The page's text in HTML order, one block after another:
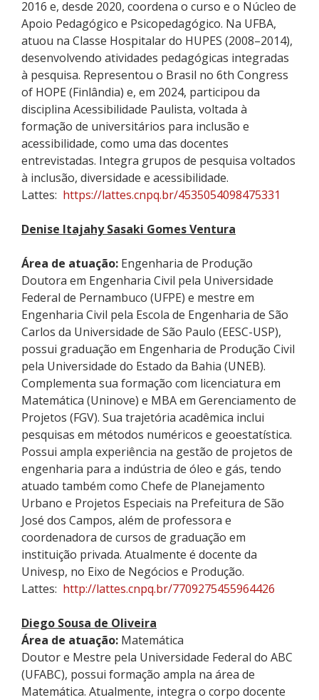
2016 e, desde 2020, coordena o curso e o Núcleo de
Apoio Pedagógico e Psicopedagógico. Na UFBA,
atuou na Classe Hospitalar do HUPES (2008–2014),
desenvolvendo atividades pedagógicas integradas
à pesquisa. Representou o Brasil no 6th Congress
of HOPE (Finlândia) e, em 2024, participou da
disciplina Acessibilidade Paulista, voltada à
formação de universitários para inclusão e
acessibilidade, como uma das docentes
entrevistadas. Integra grupos de pesquisa voltados
à inclusão, diversidade e acessibilidade.
Lattes: https://lattes.cnpq.br/4535054098475331
Denise Itajahy Sasaki Gomes Ventura
Área de atuação: Engenharia de Produção
Doutora em Engenharia Civil pela Universidade
Federal de Pernambuco (UFPE) e mestre em
Engenharia Civil pela Escola de Engenharia de São
Carlos da Universidade de São Paulo (EESC-USP),
possui graduação em Engenharia de Produção Civil
pela Universidade do Estado da Bahia (UNEB).
Complementa sua formação com licenciatura em
Matemática (Uninove) e MBA em Gerenciamento de
Projetos (FGV). Sua trajetória acadêmica inclui
pesquisas em métodos numéricos e geoestatística.
Possui ampla experiência na gestão de projetos de
engenharia para a indústria de óleo e gás, tendo
atuado também como Chefe de Planejamento
Urbano e Projetos Especiais na Prefeitura de São
José dos Campos, além de professora e
coordenadora de cursos de graduação em
instituição privada. Atualmente é docente da
Univesp, no Eixo de Negócios e Produção.
Lattes: http://lattes.cnpq.br/7709275455964426
Diego Sousa de Oliveira
Área de atuação: Matemática
Doutor e Mestre pela Universidade Federal do ABC
(UFABC), possui formação ampla na área de
Matemática. Atualmente, integra o corpo docente